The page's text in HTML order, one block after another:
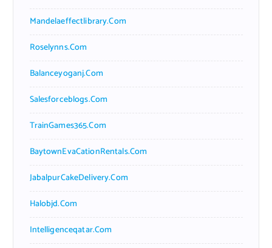
Mandelaeffectlibrary.com
Roselynns.com
Balanceyoganj.com
Salesforceblogs.com
TrainGames365.com
BaytownEvaCationRentals.com
JabalpurCakeDelivery.com
Halobjd.com
Intelligenceqatar.com